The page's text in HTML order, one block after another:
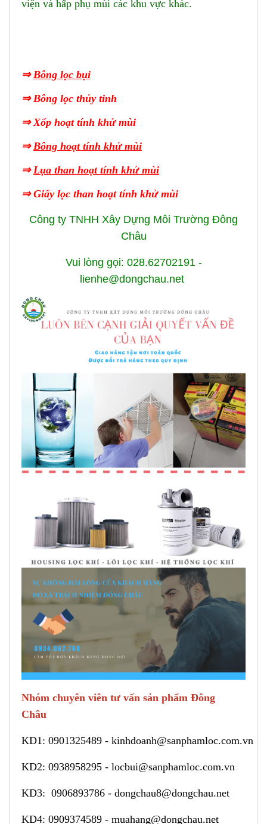
viện và hấp phụ mùi các khu vực khác.
⇒ Bông lọc bụi
⇒ Bông lọc thủy tinh
⇒ Xốp hoạt tính khử mùi
⇒ Bông hoạt tính khử mùi
⇒ Lụa than hoạt tính khử mùi
⇒Giấy lọc than hoạt tính khử mùi
Công ty TNHH Xây Dựng Môi Trường Đông
Châu
Vui lòng gọi: 028.62702191 -
lienhe@dongchau.net
Nhóm chuyên viên tư vấn sản phẩm Đông
Châu
KD1: 0901325489 - kinhdoanh@sanphamloc.com.vn
KD2: 0938958295 - locbui@sanphamloc.com.vn
KD3: 0906893786 - dongchau8@dongchau.net
KD4: 0909374589 - muahang@dongchau.net